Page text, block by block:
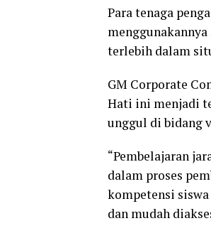
Para tenaga
terlebih dalam
GM Corporate
Hati ini menjadi
unggul di bidang
“Pembelajaran
dalam proses
kompetensi
dan mudah